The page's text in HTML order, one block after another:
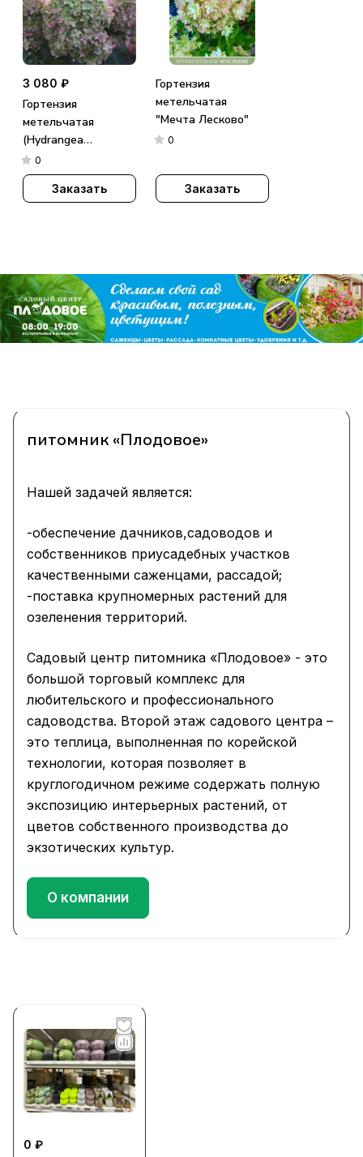
3 080 ₽
Гортензия
метельчатая
(Hydrangea
paniculata)
«Metallica»
0
Заказать
Гортензия
метельчатая
"Мечта Лесково"
0
Заказать
питомник «Плодовое»
Нашей задачей является:
-обеспечение дачников,садоводов и
собственников приусадебных участков
качественными саженцами, рассадой;
-поставка крупномерных растений для
озеленения территорий.
Садовый центр питомника «Плодовое» - это
большой торговый комплекс для
любительского и профессионального
садоводства. Второй этаж садового центра –
это теплица, выполненная по корейской
технологии, которая позволяет в
круглогодичном режиме содержать полную
экспозицию интерьерных растений, от
цветов собственного производства до
экзотических культур.
О компании
0 ₽